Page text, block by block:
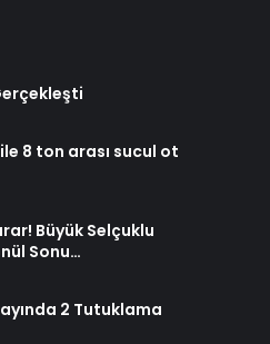
8 ton arası sucul ot
Büyük Selçuklu
Sonu…
2 Tutuklama